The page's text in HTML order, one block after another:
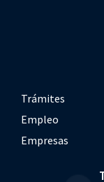
Trámites
Empleo
Empresas